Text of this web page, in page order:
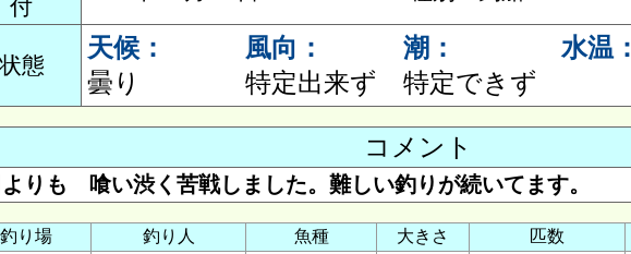
付
態
天候：
曇り
風向：
特定出来ず
潮：
特定できず
水温：
コメント
よりも 喰い渋く苦戦しました。難しい釣りが続いてます。
釣り場 釣り人 魚種 大きさ 匹数